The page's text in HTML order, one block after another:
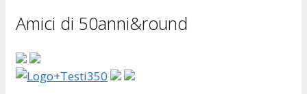
Amici di 50anni&round